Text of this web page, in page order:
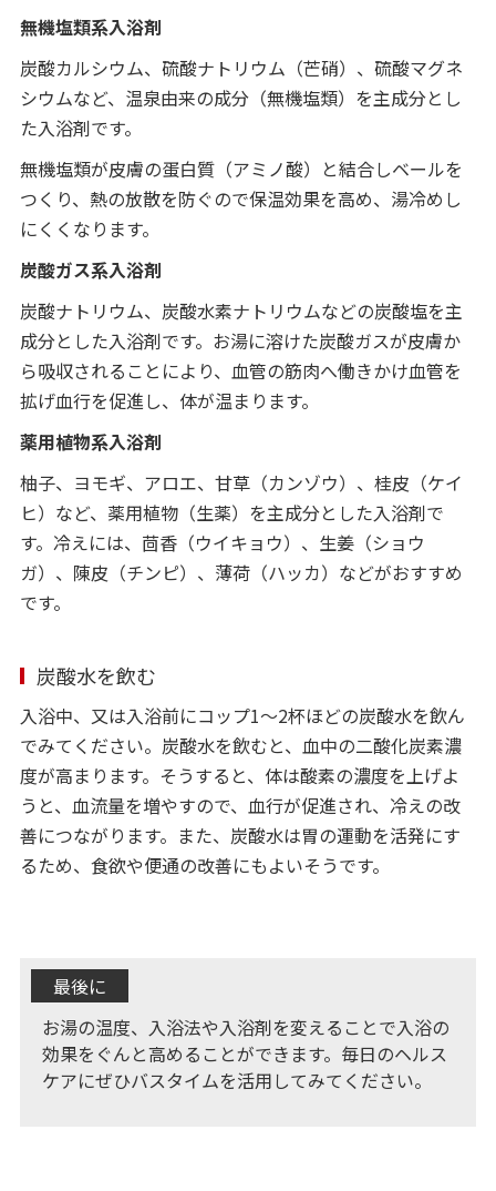
無機塩類系入浴剤
炭酸カルシウム、硫酸ナトリウム（芒硝）、硫酸マグネ
シウムなど、温泉由来の成分（無機塩類）を主成分とし
た入浴剤です。
無機塩類が皮膚の蛋白質（アミノ酸）と結合しベールを
つくり、熱の放散を防ぐので保温効果を高め、湯冷めし
にくくなります。
炭酸ガス系入浴剤
炭酸ナトリウム、炭酸水素ナトリウムなどの炭酸塩を主
成分とした入浴剤です。お湯に溶けた炭酸ガスが皮膚か
ら吸収されることにより、血管の筋肉へ働きかけ血管を
拡げ血行を促進し、体が温まります。
薬用植物系入浴剤
柚子、ヨモギ、アロエ、甘草（カンゾウ）、桂皮（ケイ
ヒ）など、薬用植物（生薬）を主成分とした入浴剤で
す。冷えには、茴香（ウイキョウ）、生姜（ショウ
ガ）、陳皮（チンピ）、薄荷（ハッカ）などがおすすめ
です。
炭酸水を飲む
入浴中、又は入浴前にコップ1～2杯ほどの炭酸水を飲ん
でみてください。炭酸水を飲むと、血中の二酸化炭素濃
度が高まります。そうすると、体は酸素の濃度を上げよ
うと、血流量を増やすので、血行が促進され、冷えの改
善につながります。また、炭酸水は胃の運動を活発にす
るため、食欲や便通の改善にもよいそうです。
最後に
お湯の温度、入浴法や入浴剤を変えることで入浴の
効果をぐんと高めることができます。毎日のヘルス
ケアにぜひバスタイムを活用してみてください。